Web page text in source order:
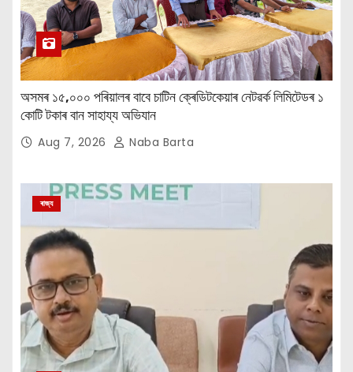
অসমৰ ১৫,০০০ পৰিয়ালৰ বাবে চাটিন ক্ৰেডিটকেয়াৰ নেটৱৰ্ক লিমিটেডৰ ১
কোটি টকাৰ বান সাহায্য অভিযান
Aug 7, 2026 Naba Barta
ৰাজ্য